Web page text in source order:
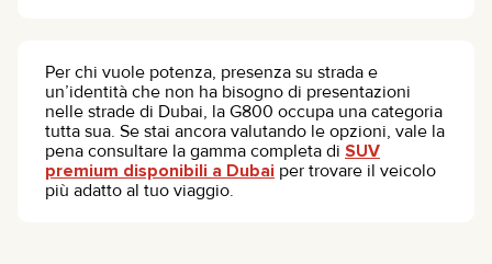
Per chi vuole potenza, presenza su strada e
un’identità che non ha bisogno di presentazioni
nelle strade di Dubai, la G800 occupa una categoria
tutta sua. Se stai ancora valutando le opzioni, vale la
pena consultare la gamma completa di SUV
premium disponibili a Dubai per trovare il veicolo
più adatto al tuo viaggio.